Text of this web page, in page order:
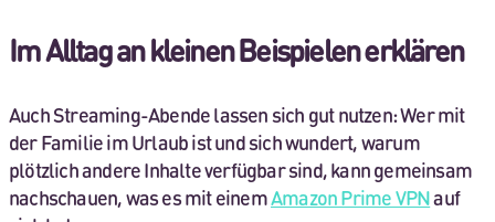
Im Alltag an kleinen Beispielen erklären
Auch Streaming-Abende lassen sich gut nutzen: Wer mit
der Familie im Urlaub ist und sich wundert, warum
plötzlich andere Inhalte verfügbar sind, kann gemeinsam
nachschauen, was es mit einemAmazon Prime VPNauf